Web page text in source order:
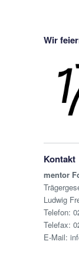
Wir
Kontakt
mentor
Ludwig
Telefon:
Telefax:
E-Mail: